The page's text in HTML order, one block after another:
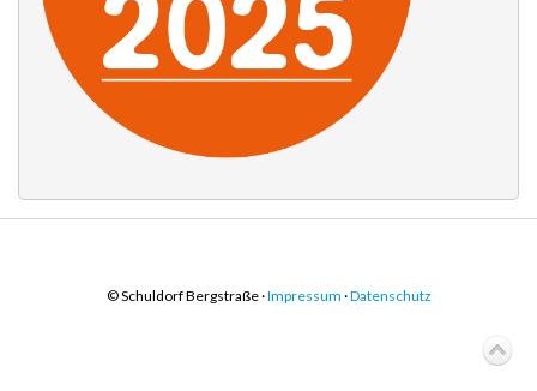
© Schuldorf Bergstraße ·Impressum ·Datenschutz